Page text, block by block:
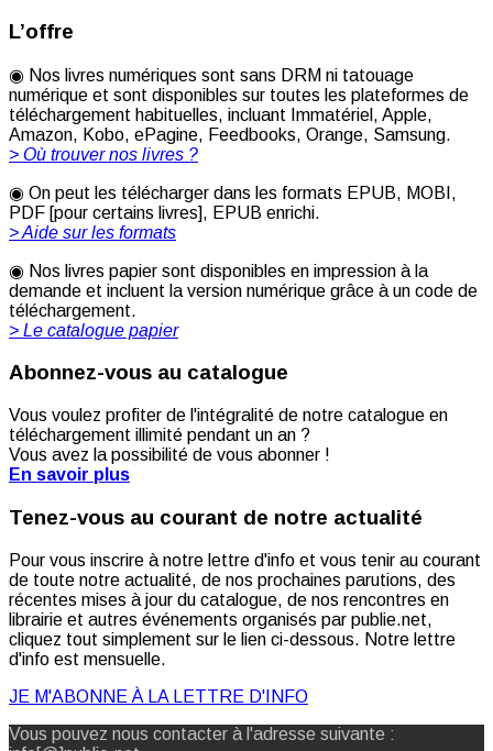
L’offre
◉ Nos livres numériques sont sans DRM ni tatouage
numérique et sont disponibles sur toutes les plateformes de
téléchargement habituelles, incluant Immatériel, Apple,
Amazon, Kobo, ePagine, Feedbooks, Orange, Samsung.
> Où trouver nos livres ?
◉ On peut les télécharger dans les formats EPUB, MOBI,
PDF [pour certains livres], EPUB enrichi.
> Aide sur les formats
◉ Nos livres papier sont disponibles en impression à la
demande et incluent la version numérique grâce à un code de
téléchargement.
> Le catalogue papier
Abonnez-vous au catalogue
Vous voulez profiter de l'intégralité de notre catalogue en
téléchargement illimité pendant un an ?
Vous avez la possibilité de vous abonner !
En savoir plus
Tenez-vous au courant de notre actualité
Pour vous inscrire à notre lettre d'info et vous tenir au courant
de toute notre actualité, de nos prochaines parutions, des
récentes mises à jour du catalogue, de nos rencontres en
librairie et autres événements organisés par publie.net,
cliquez tout simplement sur le lien ci-dessous. Notre lettre
d'info est mensuelle.
JE M'ABONNE À LA LETTRE D'INFO
Vous pouvez nous contacter à l'adresse suivante :